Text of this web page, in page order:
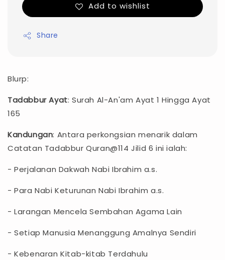
Add to wishlist
Share
Blurp:
Tadabbur Ayat: Surah Al-An'am Ayat 1 Hingga Ayat
165
Kandungan: Antara perkongsian menarik dalam
Catatan Tadabbur Quran@114 Jilid 6 ini ialah:
- Perjalanan Dakwah Nabi Ibrahim a.s.
- Para Nabi Keturunan Nabi Ibrahim a.s.
- Larangan Mencela Sembahan Agama Lain
- Setiap Manusia Menanggung Amalnya Sendiri
- Kebenaran Kitab-kitab Terdahulu